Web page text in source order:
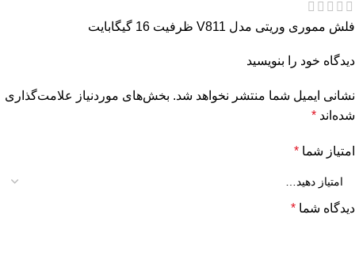
فلش مموری وریتی مدل V811 ظرفیت 16 گیگابایت
دیدگاه خود را بنویسید
نشانی ایمیل شما منتشر نخواهد شد. بخش‌های موردنیاز علامت‌گذاری
شده‌اند *
امتیاز شما *
دیدگاه شما *